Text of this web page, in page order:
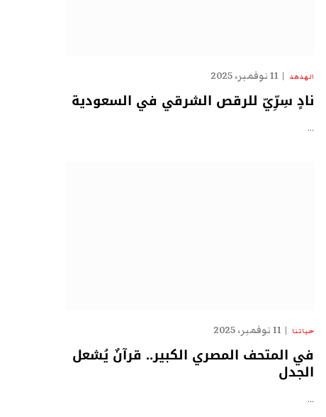
الهدهد 11 نوفمبر، 2025
نادٍ سِرِّيّ للرقص الشرقي في السعودية
…
حياتنا 11 نوفمبر، 2025
في المتحف المصري الكبير.. قرآنٌ يُشعل
الجدل
…